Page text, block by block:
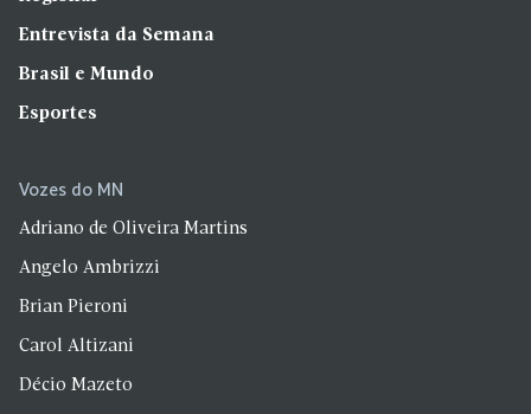
Entrevista da Semana
Brasil e Mundo
Esportes
Vozes do MN
Adriano de Oliveira Martins
Angelo Ambrizzi
Brian Pieroni
Carol Altizani
Décio Mazeto